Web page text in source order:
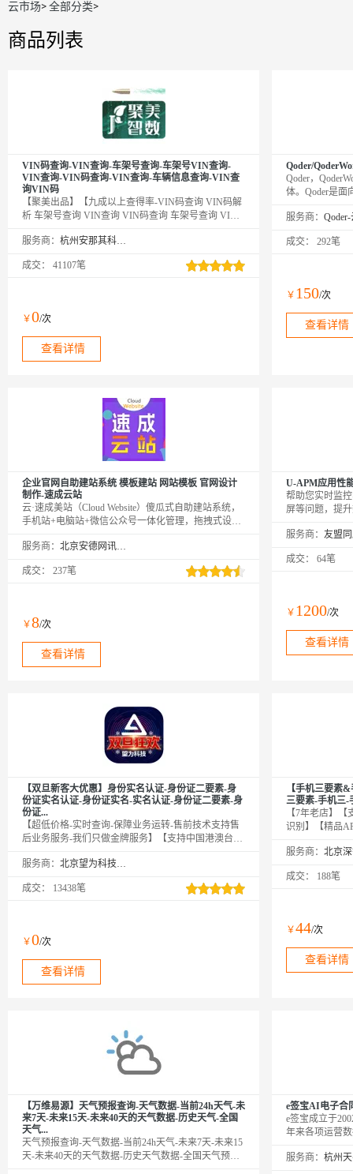
云市场>全部分类>
商品列表
VIN码查询-VIN查询-车架号查询-车架号VIN查询-
VIN查询-VIN码查询-VIN查询-车辆信息查询-VIN查
询VIN码
【聚美出品】【九成以上查得率-VIN码查询 VIN码解
析 车架号查询 VIN查询 VIN码查询 车架号查询 VIN
查询 车架号查询 车架号VIN查询 VIN查询 车架号查
号查询 车架号VIN查询 VIN解析 VIN车架号查询 车架
VIN车架号查询 车架号VIN查询 VIN解析 VIN车架号
查询 车架号VIN查询 VIN解析】
服务商： 杭州安那其科技有限公司
成交： 41107笔
￥0/次
查看详情
Qoder/
Qoder，
体。Qoder是面
JetBrains插件
以自然语言描
服务商：
成交： 292笔
￥ 150/次
查看详情
企业官网自助建站系统 模板建站 网站模板 官网设计
制作-速成云站
云·速成美站（Cloud Website）傻瓜式自助建站系统，
手机站+电脑站+微信公众号一体化管理，拖拽式设
板自由切换，一站式服务，全程客服跟踪服务；模板
4009030002转13931
服务商： 北京安德网讯科技有限公司
成交： 237笔
￥8/次
查看详情
U-APM应用性
帮助您实时监
屏等问题，提
要在友盟+激活
服务商：
成交： 64笔
￥ 1200/次
查看详情
【双旦新客大优惠】身份实名认证-身份证二要素-身
份证实名认证-身份证实名-实名认证-身份证二要素-身
份证...
【超低价格-实时查询-保障业务运转-售前技术支持售
后业务服务-我们只做金牌服务】【支持中国港澳台居
号码】身份证实名认证接口是根据传入姓名和身份
要素-身份证实名认证-身份证实名认证-身份证二要素-
服务商： 北京望为科技有限公司
成交： 13438笔
￥0/次
查看详情
【手机三要素
三要素-手机三-
【7年老店】
识别】【精品
号、手机号的
连、质量保证
认证查询】
服务商：
成交： 188笔
￥44/次
查看详情
【万维易源】天气预报查询-天气数据-当前24h天气-未
来7天-未来15天-未来40天的天气数据-历史天气-全国
天气...
天气预报查询-天气数据-当前24h天气-未来7天-未来15
天-未来40天的天气数据-历史天气数据-全国天气预报
e签宝AI电子合
e签宝成立于
年来各项运营
部、南昌第二
服务商：